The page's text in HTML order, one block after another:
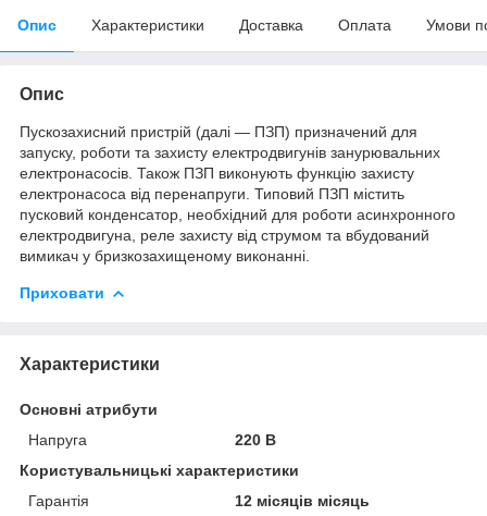
Опис Характеристики Доставка Оплата Умови
Опис
Пускозахисний пристрій (далі — ПЗП) призначений для
запуску, роботи та захисту електродвигунів занурювальних
електронасосів. Також ПЗП виконують функцію захисту
електронасоса від перенапруги. Типовий ПЗП містить
пусковий конденсатор, необхідний для роботи асинхронного
електродвигуна, реле захисту від струмом та вбудований
вимикач у бризкозахищеному виконанні.
Приховати
Характеристики
Основні атрибути
Напруга
220 В
Користувальницькі характеристики
Гарантія
12 місяців місяць